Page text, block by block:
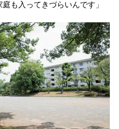
も入ってきづらいんです」